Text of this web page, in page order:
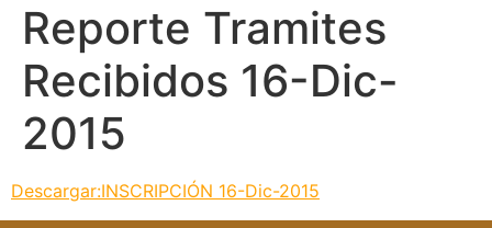
Reporte Tramites
Recibidos 16-Dic-
2015
Descargar:INSCRIPCIÓN 16-Dic-2015